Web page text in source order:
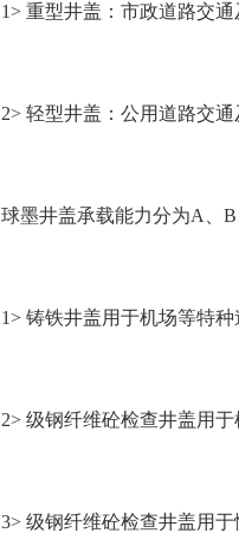
1> 重型井盖：市政道路交
2> 轻型井盖：公用道路交
球墨井盖承载能力分为A、B
1> 铸铁井盖用于机场等特种
2> 级钢纤维砼检查井盖用
3> 级钢纤维砼检查井盖用